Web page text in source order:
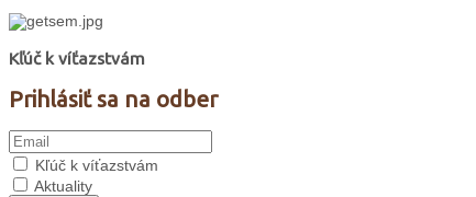
Kľúč k víťazstvám
Prihlásiť sa na odber
Kľúč k víťazstvám
Aktuality